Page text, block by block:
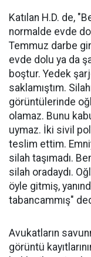
Katılan H.D. de,
normalde evde
Temmuz darbe
evde dolu ya da
boştur. Yedek
saklamıştım.
görüntülerinde
olamaz. Bunu
uymaz. İki sivil
teslim ettim.
silah taşımadı.
silah oradaydı.
öyle gitmiş,
tabancammış"
Avukatların
görüntü